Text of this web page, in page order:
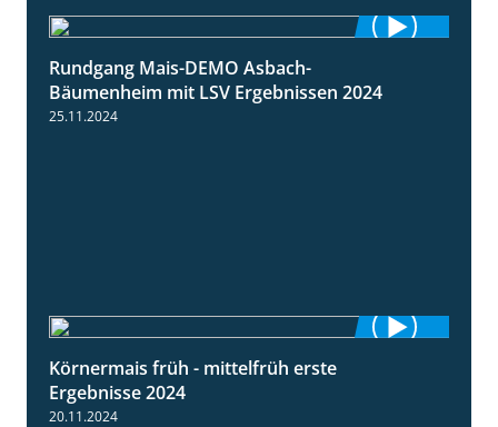
Rundgang Mais-DEMO Asbach-
Bäumenheim mit LSV Ergebnissen 2024
25.11.2024
Körnermais früh - mittelfrüh erste
Ergebnisse 2024
20.11.2024